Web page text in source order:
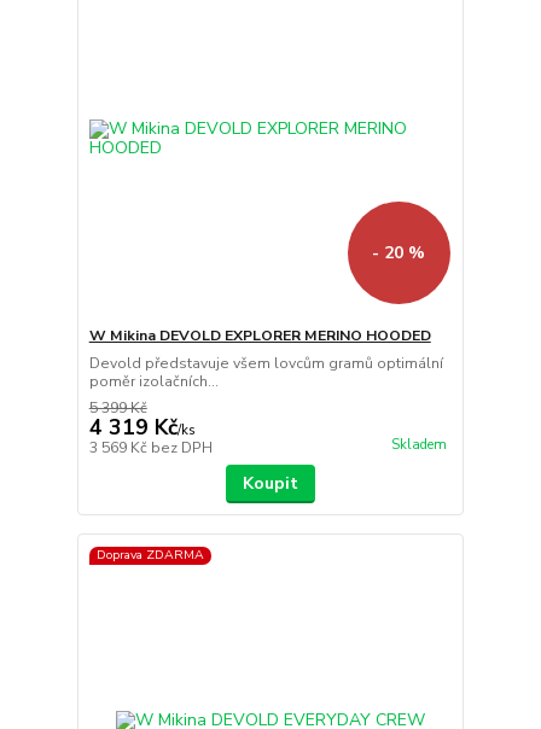
- 20 %
W Mikina DEVOLD EXPLORER MERINO HOODED
Devold představuje všem lovcům gramů optimální
poměr izolačních...
5 399 Kč
4 319 Kč/ks
3 569 Kč bez DPH Skladem
Koupit
Doprava ZDARMA